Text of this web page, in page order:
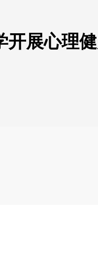
开展心理